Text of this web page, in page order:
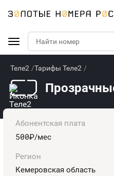
Подобрать номер
МТС
МТС
Билайн
Тарифы
МЕГАФОН
Теле2
Теле2 Тарифы Теле2
Абонентская плата
500руб./мес
Регион
Кемеровская область